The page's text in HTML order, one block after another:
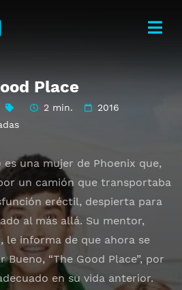
Place
2 min.
2016
una mujer de Phoenix que,
un camión que transportaba
eréctil, despierta para
al más allá. Su mentor,
le informa de que ahora se
“The Good Place”, por
en su vida anterior.